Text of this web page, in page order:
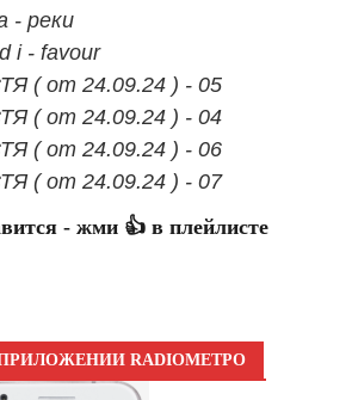
- реки
i - favour
( от 24.09.24 ) - 05
( от 24.09.24 ) - 04
( от 24.09.24 ) - 06
( от 24.09.24 ) - 07
- жми 👍 в плейлисте
RADIOМЕТРО